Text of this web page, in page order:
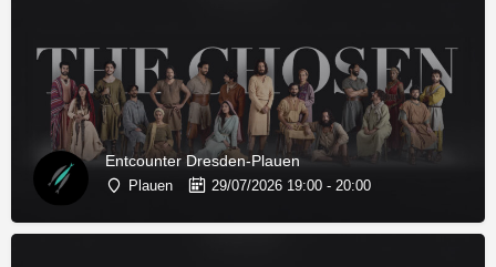
Entcounter Dresden-Plauen
Plauen 29/07/2026 19:00 - 20:00